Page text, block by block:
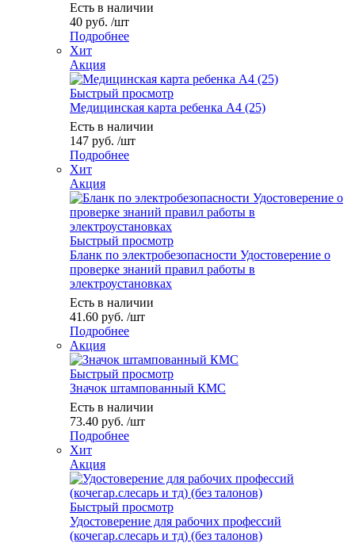
Есть в наличии
40 руб. /шт
Подробнее
Хит
Акция
Быстрый просмотр
Медицинская карта ребенка А4 (25)
Есть в наличии
147 руб. /шт
Подробнее
Хит
Акция
Быстрый просмотр
Бланк по электробезопасности Удостоверение о
проверке знаний правил работы в
электроустановках
Есть в наличии
41.60 руб. /шт
Подробнее
Акция
Быстрый просмотр
Значок штампованный КМС
Есть в наличии
73.40 руб. /шт
Подробнее
Хит
Акция
Быстрый просмотр
Удостоверение для рабочих профессий
(кочегар.слесарь и тд) (без талонов)